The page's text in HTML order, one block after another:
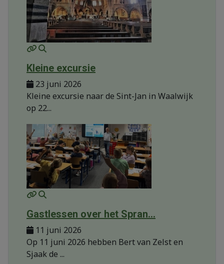
MOD_JTCS_VIEW_ARTICLE_LINK
Kleine excursie
23 juni 2026
Kleine excursie naar de Sint-Jan in Waalwijk
op 22...
MOD_JTCS_VIEW_ARTICLE_LINK
Gastlessen over het Spran...
11 juni 2026
Op 11 juni 2026 hebben Bert van Zelst en
Sjaak de ...